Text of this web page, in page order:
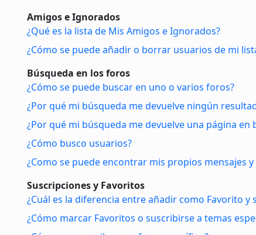
Amigos e Ignorados
¿Qué es la lista de Mis Amigos e Ignorados?
¿Cómo se puede añadir o borrar usuarios de mi
Búsqueda en los foros
¿Cómo se puede buscar en uno o varios foros?
¿Por qué mi búsqueda me devuelve ningún
¿Por qué mi búsqueda me devuelve una página en
¿Cómo busco usuarios?
¿Como se puede encontrar mis propios mensajes y
Suscripciones y Favoritos
¿Cuál es la diferencia entre añadir como Favorito y
¿Cómo marcar Favoritos o suscribirse a temas